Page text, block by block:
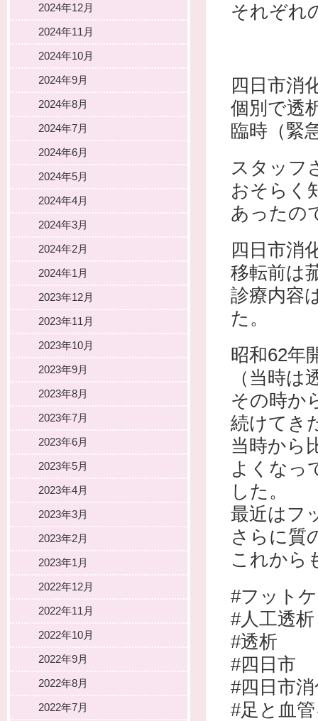
それぞれ
四日市消
個別で透
臨時（緊
スタッフ
おそらく
あったの
四日市消
移転前は
診療内容
た。
昭和62年
（当時
その時か
続けてき
当時から
よくなっ
した。
最近はフ
さらに質
これから
#フット
#人工透析
#透析
#四日市
#四日市
#足と血
2024年12月
2024年11月
2024年10月
2024年9月
2024年8月
2024年7月
2024年6月
2024年5月
2024年4月
2024年3月
2024年2月
2024年1月
2023年12月
2023年11月
2023年10月
2023年9月
2023年8月
2023年7月
2023年6月
2023年5月
2023年4月
2023年3月
2023年2月
2023年1月
2022年12月
2022年11月
2022年10月
2022年9月
2022年8月
2022年7月